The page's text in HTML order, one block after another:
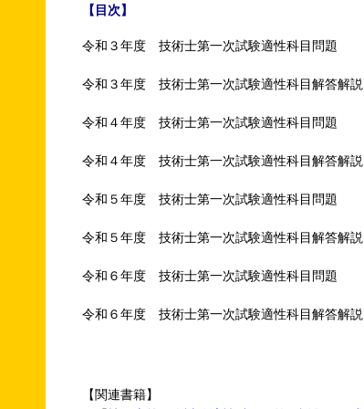
【目次】
令和３年度 技術士第一次試験適性科目問題
令和３年度 技術士第一次試験適性科目解答解説
令和４年度 技術士第一次試験適性科目問題
令和４年度 技術士第一次試験適性科目解答解説
令和５年度 技術士第一次試験適性科目問題
令和５年度 技術士第一次試験適性科目解答解説
令和６年度 技術士第一次試験適性科目問題
令和６年度 技術士第一次試験適性科目解答解説
【関連書籍】